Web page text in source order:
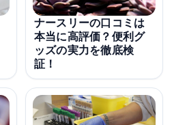
ナースリーの口コミは
本当に高評価？便利グ
ッズの実力を徹底検
証！